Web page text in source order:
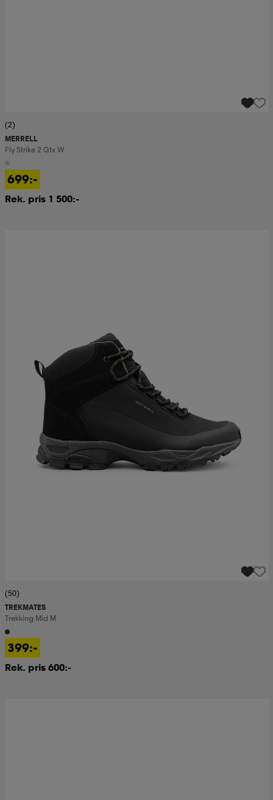
(2)
MERRELL
Fly Strike 2 Gtx W
699:-
Rek. pris 1 500:-
(50)
TREKMATES
Trekking Mid M
399:-
Rek. pris 600:-